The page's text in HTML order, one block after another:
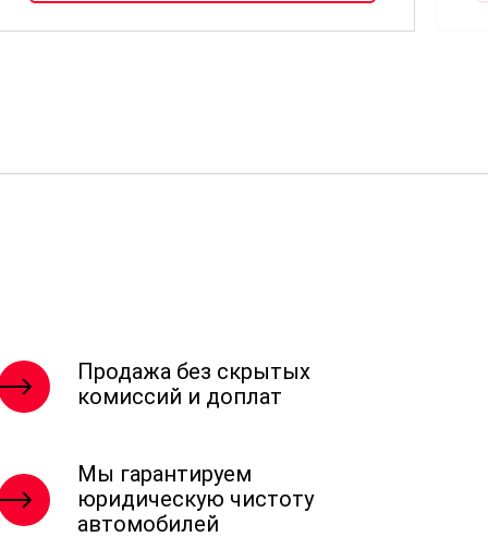
Продажа без скрытых
комиссий и доплат
Мы гарантируем
юридическую чистоту
автомобилей